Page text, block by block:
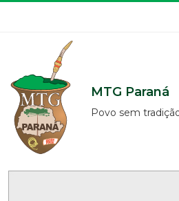
MTG Paraná
Povo sem